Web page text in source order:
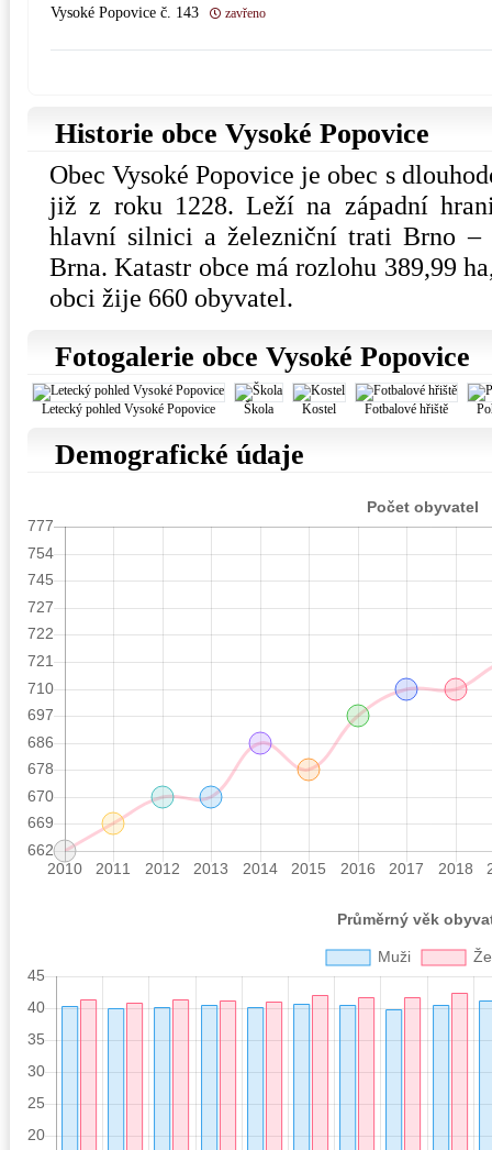
Vysoké Popovice č. 143 zavřeno
Historie obce Vysoké Popovice
Obec Vysoké Popovice je obec s
již z roku 1228. Leží na západní
hlavní silnici a železniční trati Brno –
Brna. Katastr obce má rozlohu 389,99
obci žije 660 obyvatel.
Fotogalerie obce Vysoké Popovice
Letecký pohled Vysoké Popovice Škola Kostel Fotbalové hřiště
Demografické údaje